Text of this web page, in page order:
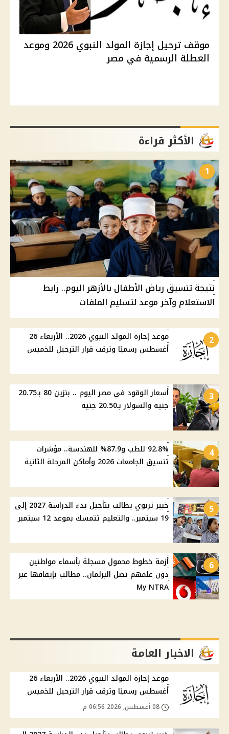
موقف ترحيل إجازة المولد النبوي 2026 وموعد
العطلة الرسمية في مصر
الأكثر قراءة
1
نتيجة تنسيق رياض الأطفال بالأزهر اليوم.. رابط
الاستعلام وآخر موعد لتسليم الملفات
2
موعد إجازة المولد النبوي 2026.. الأربعاء 26
أغسطس رسميًا وترقب قرار الترحيل للخميس
3
أسعار الوقود في مصر اليوم .. بنزين 80 بـ20.75
جنيه والسولار بـ20.50 جنيه
4
92.8% للطب و87.9% للهندسة.. مؤشرات
تنسيق الجامعات 2026 وأماكن المرحلة الثانية
5
خبير تربوي يطالب بتأجيل بدء الدراسة 2027 إلى
19 سبتمبر.. والتعليم تتمسك بموعد 12 سبتمبر
6
أزمة خطوط محمول مسجلة بأسماء مواطنين
دون علمهم تصل البرلمان.. مطالب بإيقافها عبر
My NTRA
الاخبار العامة
موعد إجازة المولد النبوي 2026.. الأربعاء 26
أغسطس رسميًا وترقب قرار الترحيل للخميس